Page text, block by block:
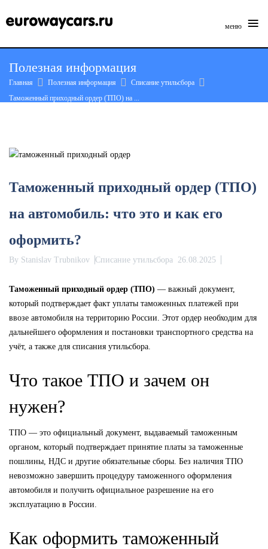
меню ≡
content
Полезная информация
Главная Полезная информация
Списание утильсбора
Таможенный приходный ордер (ТПО) на ...
Таможенный приходный ордер (ТПО)
на автомобиль: что это и как его
оформить?
By Stanislav Trubnikov Списание утильсбора 26.08.2025
Таможенный приходный ордер (ТПО) — важный документ,
который подтверждает факт уплаты таможенных платежей при
ввозе автомобиля на территорию России. Этот ордер необходим для
дальнейшего оформления и постановки транспортного средства на
учёт, а также для списания утильсбора.
Что такое ТПО и зачем он
нужен?
ТПО — это официальный документ, выдаваемый таможенным
органом, который подтверждает принятие платы за таможенные
пошлины, НДС и другие обязательные сборы. Без наличия ТПО
невозможно завершить процедуру таможенного оформления
автомобиля и получить официальное разрешение на его
эксплуатацию в России.
Как оформить таможенный